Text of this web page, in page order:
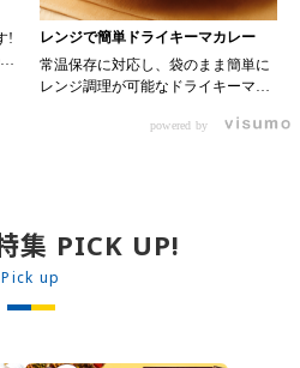
!
を
レンジで簡単ドライキーマカレー
常温保存に対応し、袋のまま簡単に
レンジ調理が可能なドライキーマカ
オリジナルメニューにアレンジも可
powered by
集 PICK UP!
Pick up